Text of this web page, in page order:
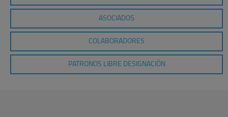
ASOCIADOS
COLABORADORES
PATRONOS LIBRE DESIGNACIÓN